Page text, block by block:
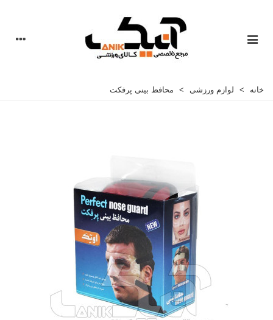
خانه > لوازم ورزشی > محافظ بینی پرفکت